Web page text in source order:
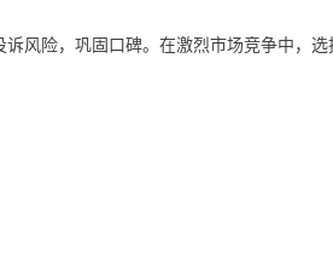
风险，巩固口碑。在激烈市场竞争中，选